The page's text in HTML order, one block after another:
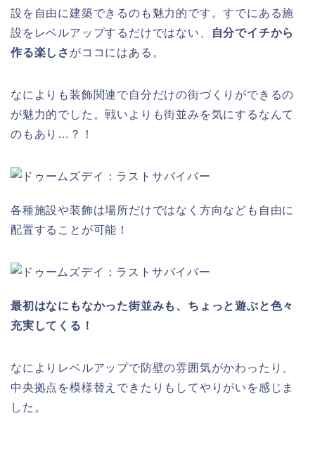
設を自由に建築できるのも魅力的です。すでにある施
設をレベルアップするだけではない、
自分でイチから
作る楽しさ がココにはある。
なによりも装飾関連で自分だけの街づくりができるの
が魅力的でした。戦いよりも街並みを気にするなんて
のもあり…？！
各種施設や装飾は場所だけではなく方向なども自由に
配置することが可能！
最初はなにもなかった街並みも、ちょっと遊ぶと色々
充実してくる！
なによりレベルアップで防壁の雰囲気がかわったり、
中央拠点を模様替えできたりもしてやりがいを感じま
した。